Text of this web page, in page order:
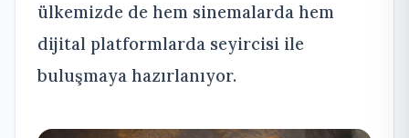
ülkemizde de hem sinemalarda hem
dijital platformlarda seyircisi ile
buluşmaya hazırlanıyor.